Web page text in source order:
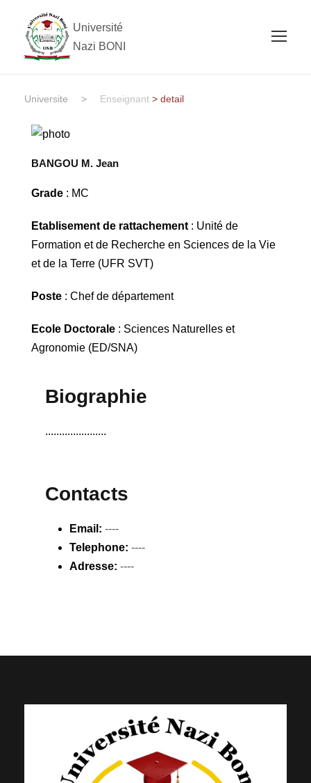
Université
Nazi BONI
Universite > Enseignant > detail
BANGOU M. Jean
Grade: MC
Etablisement de rattachement: Unité de
Formation et de Recherche en Sciences de la Vie
et de la Terre (UFR SVT)
Poste: Chef de département
Ecole Doctorale: Sciences Naturelles et
Agronomie (ED/SNA)
Biographie
......................
Contacts
Email: ----
Telephone: ----
Adresse: ----